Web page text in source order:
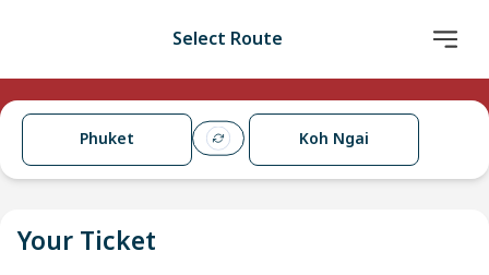
Select Route
Phuket Koh Ngai
Your Ticket